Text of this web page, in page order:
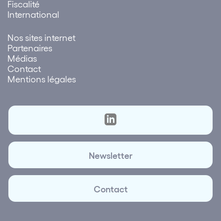
Fiscalité
International
Nos sites internet
Partenaires
Médias
Contact
Mentions légales
Newsletter
Contact